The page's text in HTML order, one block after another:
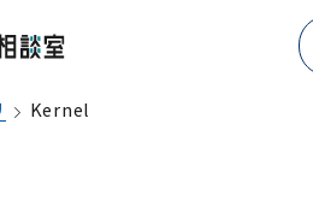
Kernel